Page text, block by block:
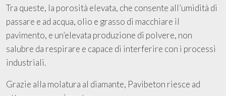
Tra queste, la porosità elevata, che consente all’umidità di
passare e ad acqua, olio e grasso di macchiare il
pavimento, e un’elevata produzione di polvere, non
salubre da respirare e capace di interferire con i processi
industriali.
Grazie alla molatura al diamante, Pavibeton riesce ad